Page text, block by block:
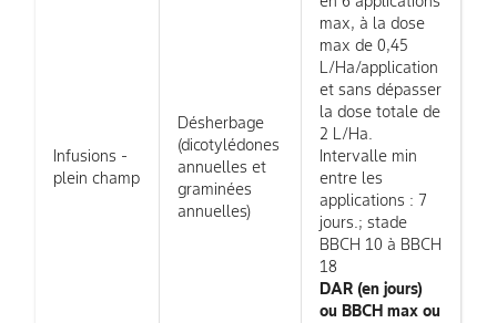
Infusions -
plein champ
Désherbage
(dicotylédones
annuelles et
graminées
annuelles)
max, à la dose
max de 0,45
L/Ha/application
et sans dépasser
la dose totale de
2 L/Ha.
Intervalle min
entre les
applications : 7
jours.; stade
BBCH 10 à BBCH
18
DAR (en jours)
ou BBCH max ou